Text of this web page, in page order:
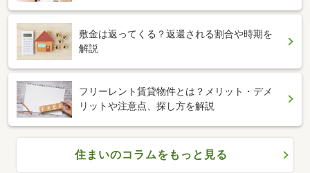
敷金は返ってくる？返還される割合や時期を
解説
フリーレント賃貸物件とは？メリット・デメ
リットや注意点、探し方を解説
住まいのコラムをもっと見る